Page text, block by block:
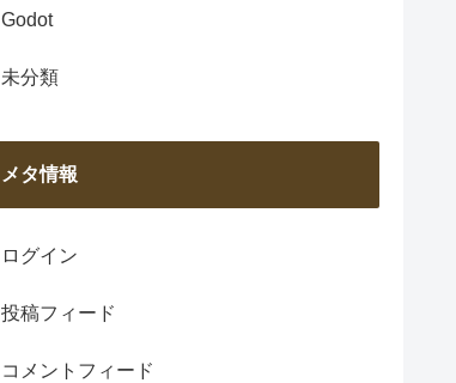
Godot
未分類
メタ情報
ログイン
投稿フィード
コメントフィード